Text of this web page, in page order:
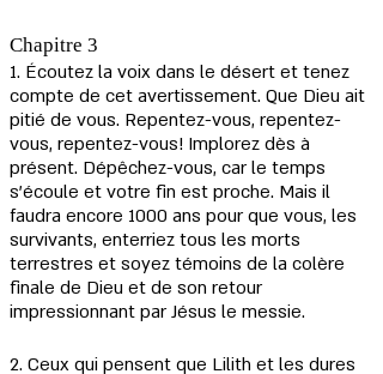
Chapitre 3
1. Écoutez la voix dans le désert et tenez
compte de cet avertissement. Que Dieu ait
pitié de vous. Repentez-vous, repentez-
vous, repentez-vous! Implorez dès à
présent. Dépêchez-vous, car le temps
s'écoule et votre fin est proche. Mais il
faudra encore 1000 ans pour que vous, les
survivants, enterriez tous les morts
terrestres et soyez témoins de la colère
finale de Dieu et de son retour
impressionnant par Jésus le messie.
2. Ceux qui pensent que Lilith et les dures